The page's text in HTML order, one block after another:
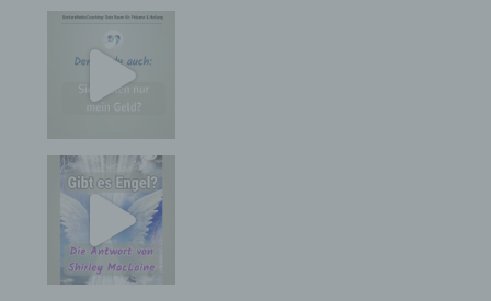
vielmehr benötigt, um (1) die Inhalte unserer
Internetseite korrekt auszuliefern, (2) die Inhalte
unserer Internetseite sowie die Werbung für diese
zu optimieren, (3) die dauerhafte
Funktionsfähigkeit unserer
Technik unserer Internetseite zu gewährleisten
sowie (4) um Strafverfolgungsbehörden im Falle
eines Cyberangriffes die zur Strafverfolgung
notwendigen Informationen bereitzustellen. Diese
anonym erhobenen Daten und Informationen
werden durch uns daher einerseits statistisch und
ferner mit dem Ziel ausgewertet, den Datenschutz